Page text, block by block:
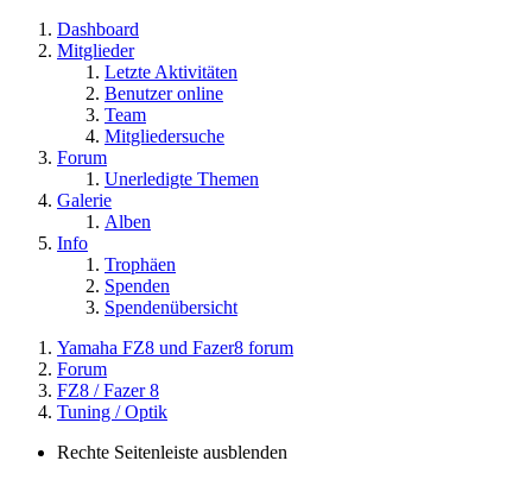
Dashboard
Mitglieder
Letzte Aktivitäten
Benutzer online
Team
Mitgliedersuche
Forum
Unerledigte Themen
Galerie
Alben
Info
Trophäen
Spenden
Spendenübersicht
Yamaha FZ8 und Fazer8 forum
Forum
FZ8 / Fazer 8
Tuning / Optik
Rechte Seitenleiste ausblenden